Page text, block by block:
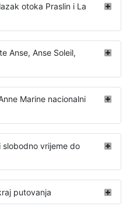
otoka Praslin i La
Anse, Anse Soleil,
Marine nacionalni
slobodno vrijeme do
putovanja